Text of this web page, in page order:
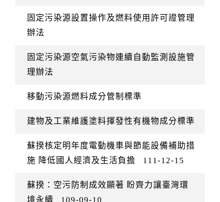
固定污染源設置操作及燃料使用許可證管理
辦法
固定污染源空氣污染物連續自動監測設施管
理辦法
移動污染源燃料成分管制標準
建物及工業維護塗料揮發性有機物成分標準
蘇揆核定明年度電動機車與節能設備補助措
施 降低國人經濟及生活負擔
111-12-15
蘇揆：空污防制成效顯著 盼齊力讓臺灣環
境永續
109-09-10